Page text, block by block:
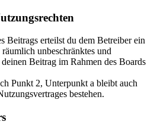
Beitrags erteilst du dem Betreiber ein
unbeschränktes und
Beitrag im Rahmen des Boards
Punkt 2, Unterpunkt a bleibt auch
bestehen.